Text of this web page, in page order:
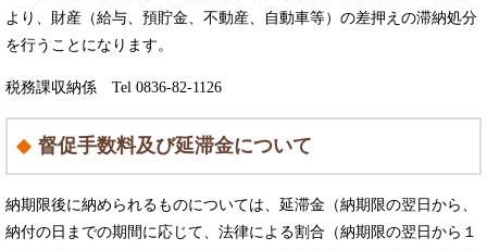
より、財産（給与、預貯金、不動産、自動車等）の差押えの滞納処分
を行うことになります。
税務課収納係 Tel 0836-82-1126
督促手数料及び延滞金について
納期限後に納められるものについては、延滞金（納期限の翌日から、
納付の日までの期間に応じて、法律による割合（納期限の翌日から１